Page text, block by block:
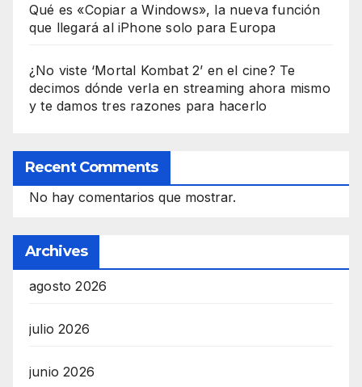
Qué es «Copiar a Windows», la nueva función
que llegará al iPhone solo para Europa
¿No viste ‘Mortal Kombat 2’ en el cine? Te
decimos dónde verla en streaming ahora mismo
y te damos tres razones para hacerlo
Recent Comments
No hay comentarios que mostrar.
Archives
agosto 2026
julio 2026
junio 2026